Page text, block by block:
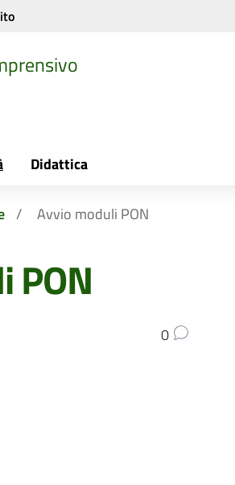
Didattica
Avvio moduli PON
PON
0